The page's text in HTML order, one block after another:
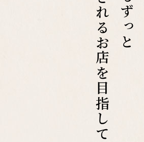
愛されるお店を目指して